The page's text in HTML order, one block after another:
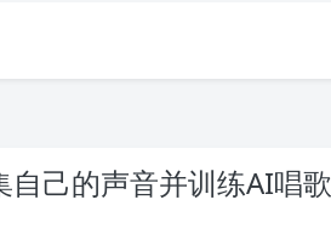
己的声音并训练AI唱歌